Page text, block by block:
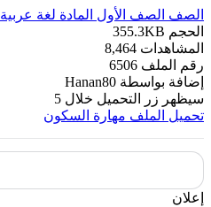
الصف الصف الأول المادة لغة عربية
الحجم 355.3KB
المشاهدات 8,464
رقم الملف 6506
إضافة بواسطة Hanan80
سيظهر زر التحميل خلال 5
تحميل الملف مهارة السكون
إعلان